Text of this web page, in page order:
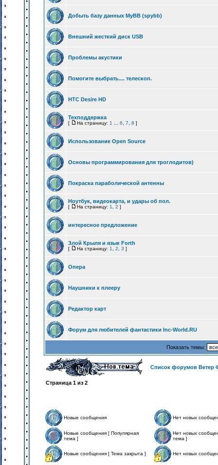
Добыть базу данных MyBB (spybb)
Внешний жесткий диск USB
Проблемы акустики
Помогите выбрать.... телескоп.
HTC Desire HD
Техподдержка
[ На страницу: 1 6 7 8 ]
Использование Open Source
Основы программирования для троглодитов)
Покраска параболической антенны
Ноутбук, видеокарта, и удары об пол.
[ На страницу: 1 2 ]
интересное предложение
Злой Крыля и язык Forth
[ На страницу: 1 2 3 ]
Опера
Наушники к плееру
Редактор карт
Форум для любителей фантастики Inc-World.RU
Показать темы:
Список форумов Ветер
Страница 1 из 2
Новые сообщения Нет новых
Новые сообщения [ Популярная
тема ]
Нет новых
тема ]
Новые сообщения [ Тема закрыта ] Нет новых